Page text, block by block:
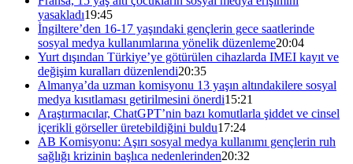
yasakladı19:45
İngiltere’den 16-17 yaşındaki gençlerin gece saatlerinde
sosyal medya kullanımlarına yönelik düzenleme20:04
Yurt dışından Türkiye’ye götürülen cihazlarda IMEI kayıt ve
değişim kuralları düzenlendi20:35
Almanya’da uzman komisyonu 13 yaşın altındakilere sosyal
medya kısıtlaması getirilmesini önerdi15:21
Araştırmacılar, ChatGPT’nin bazı komutlarla şiddet ve cinsel
içerikli görseller üretebildiğini buldu17:24
AB Komisyonu: Aşırı sosyal medya kullanımı gençlerin ruh
sağlığı krizinin başlıca nedenlerinden20:32